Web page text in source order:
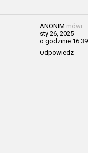
ANONIM mówi:
sty 26, 2025
o godzinie 16:39
Odpowiedz